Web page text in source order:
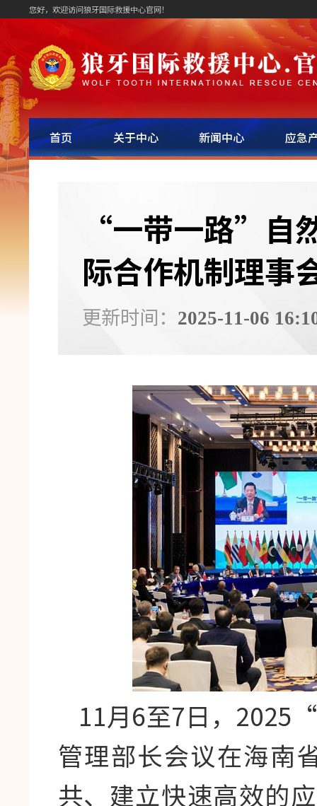
您好，欢迎访问狼牙国际救援中心官网！
首页 关于中心 新闻中心 应急
“一带一路”自
际合作机制理事
更新时间： 2025-11-06
11月6至7日，
管理部长会议在海南
共、建立快速高效的